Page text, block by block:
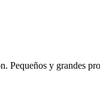
Pequeños y grandes